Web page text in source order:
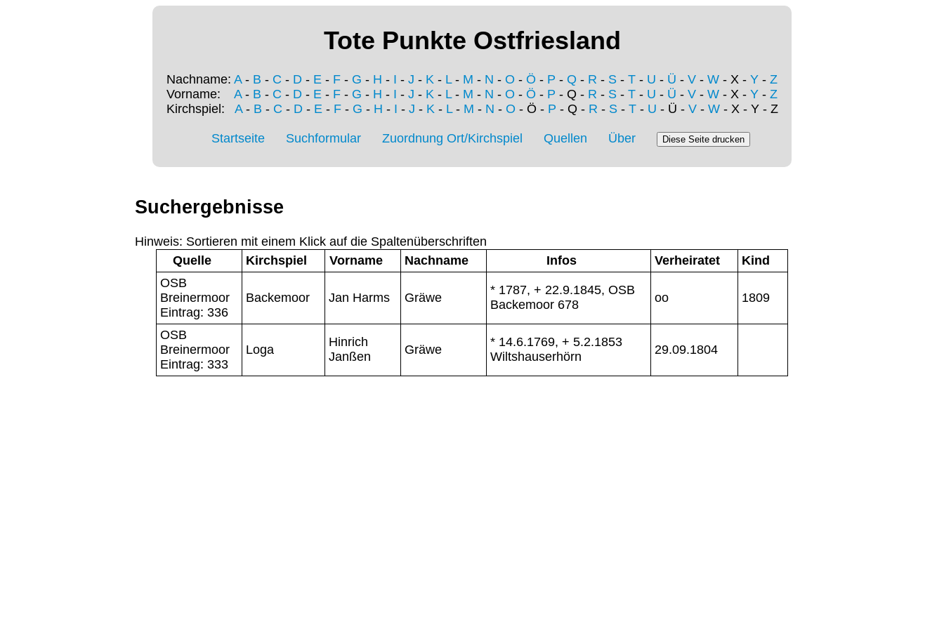
Tote Punkte Ostfriesland
Nachname: A- B - C - D - E - F - G - H - I - J - K - L- M - N - O - Ö - P - Q - R - S - T - U - Ü - V - W - X - Y - Z
Vorname: A- B - C - D - E - F - G - H - I - J - K - L- M - N - O - Ö - P - Q - R - S - T - U - Ü - V - W - X - Y - Z
Kirchspiel: A- B - C - D- E- F- G - H - I - J - K- L- M - N - O - Ö - P - Q - R - S- T- U - Ü - V- W- X - Y - Z
Startseite Suchformular Zuordnung Ort/Kirchspiel Quellen Über
Suchergebnisse
Hinweis: Sortieren mit einem Klick auf die Spaltenüberschriften
Quelle
Kirchspiel Vorname Nachname Infos Verheiratet
Kind
OSB
Breinermoor
Eintrag: 336
Backemoor Jan Harms Gräwe
* 1787, + 22.9.1845, OSB
Backemoor 678
oo 1809
OSB
Breinermoor
Eintrag: 333
Loga
Hinrich
Janßen
Gräwe
* 14.6.1769, + 5.2.1853
Wiltshauserhörn
29.09.1804